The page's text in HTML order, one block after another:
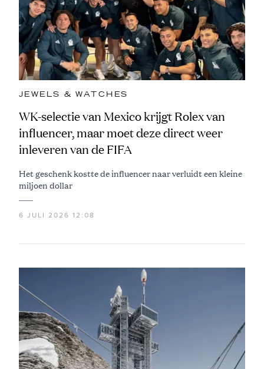
JEWELS & WATCHES
WK-selectie van Mexico krijgt Rolex van
influencer, maar moet deze direct weer
inleveren van de FIFA
Het geschenk kostte de influencer naar verluidt een kleine
miljoen dollar
6 JULI 2026 12:08